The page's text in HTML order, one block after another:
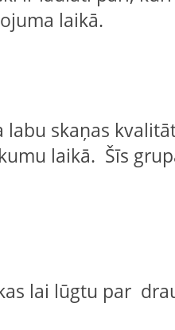
laikā.
labu skaņas
laikā. Šīs
lai lūgtu par